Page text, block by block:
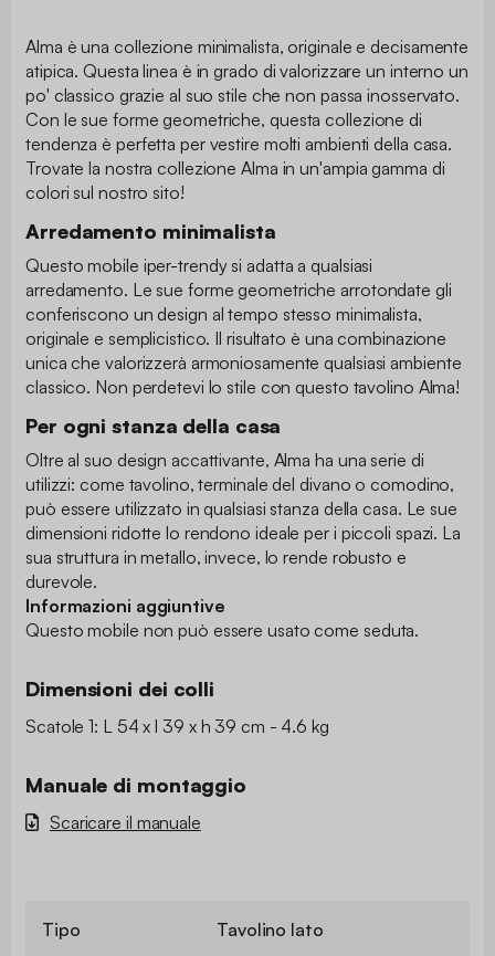
Alma è una collezione minimalista, originale e decisamente
atipica. Questa linea è in grado di valorizzare un interno un
po' classico grazie al suo stile che non passa inosservato.
Con le sue forme geometriche, questa collezione di
tendenza è perfetta per vestire molti ambienti della casa.
Trovate la nostra collezione Alma in un'ampia gamma di
colori sul nostro sito!
Arredamento minimalista
Questo mobile iper-trendy si adatta a qualsiasi
arredamento. Le sue forme geometriche arrotondate gli
conferiscono un design al tempo stesso minimalista,
originale e semplicistico. Il risultato è una combinazione
unica che valorizzerà armoniosamente qualsiasi ambiente
classico. Non perdetevi lo stile con questo tavolino Alma!
Per ogni stanza della casa
Oltre al suo design accattivante, Alma ha una serie di
utilizzi: come tavolino, terminale del divano o comodino,
può essere utilizzato in qualsiasi stanza della casa. Le sue
dimensioni ridotte lo rendono ideale per i piccoli spazi. La
sua struttura in metallo, invece, lo rende robusto e
durevole.
Informazioni aggiuntive
Questo mobile non può essere usato come seduta.
Dimensioni dei colli
Scatole 1: L 54 x l 39 x h 39 cm - 4.6 kg
Manuale di montaggio
Scaricare il manuale
Tipo Tavolino lato